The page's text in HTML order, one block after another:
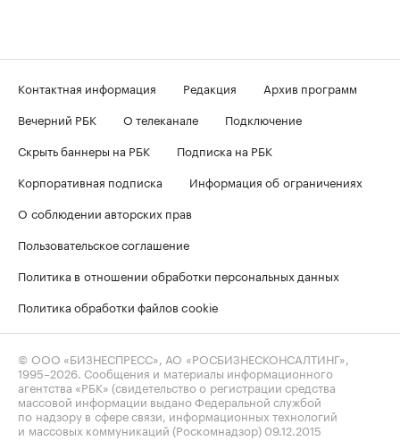
Контактная информация Редакция
Архив программ
Вечерний РБК
О телеканале
Подключение
Скрыть баннеры на РБК
Подписка на РБК
Корпоративная подписка
Информация об ограничениях
О соблюдении авторских прав
Пользовательское соглашение
Политика в отношении обработки персональных данных
Политика обработки файлов cookie
© ООО «БИЗНЕСПРЕСС», АО «РОСБИЗНЕСКОНСАЛТИНГ»,
1995–2026 . Сообщения и материалы информационного
агентства «РБК» (свидетельство о регистрации средства
массовой информации выдано Федеральной службой
по надзору в сфере связи, информационных технологий
и массовых коммуникаций (Роскомнадзор) 09.12.2015